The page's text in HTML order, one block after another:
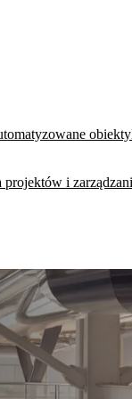
→ USŁUGI
obiekty
projektów i